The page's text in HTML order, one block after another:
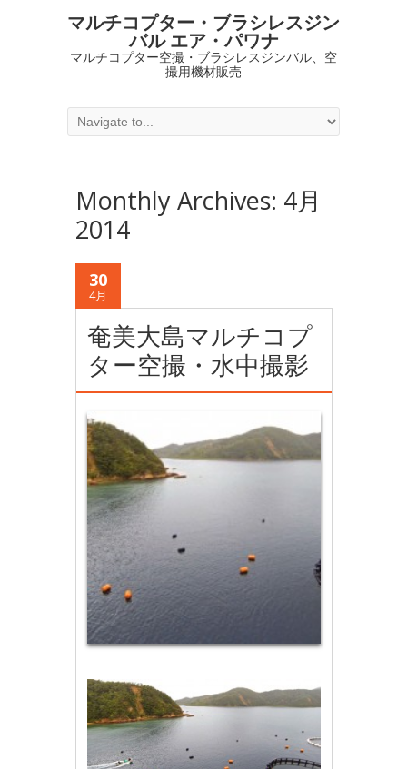
マルチコプター・ブラシレスジン
バル エア・パワナ
マルチコプター空撮・ブラシレスジンバル、空
撮用機材販売
Monthly Archives: 4月
2014
30
4月
奄美大島マルチコプ
ター空撮・水中撮影